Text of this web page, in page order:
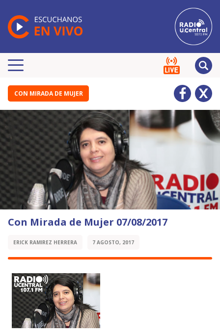
CON MIRADA DE MUJER
Con Mirada de Mujer 07/08/2017
ERICK RAMIREZ HERRERA 7 AGOSTO, 2017